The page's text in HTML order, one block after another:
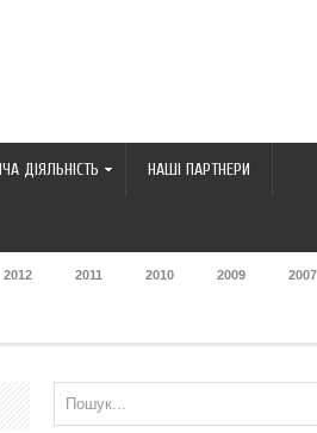
ДІЯЛЬНІСТЬ НАШІ ПАРТНЕРИ
2012 2011 2010 2009 2007